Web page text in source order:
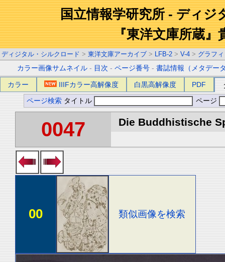
国立情報学研究所 - ディジ
『東洋文庫所蔵』
ディジタル・シルクロード > 東洋文庫アーカイブ > LFB-2 > V-4 > グラフ
カラー画像サムネイル - 目次 -ページ番号 -書誌情報（メタデー
カラー IIIFカラー高解像度 白黒高解像度 PDF
ページ検索 タイトル ページ
0047 Die Buddhistische
00 類似画像を検索